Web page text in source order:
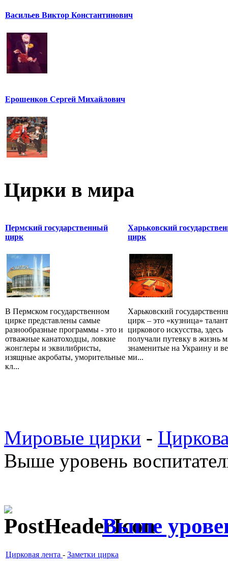
Васильев Виктор Константинович
Ерошенков Сергей Михайлович
Цирки в мира
Пермский государственный
цирк
В Пермском государственном
цирке представлены самые
разнообразные программы - это и
отважные канатоходцы, ловкие
жонглеры и эквилибристы,
изящные акробаты, уморительные
кл...
Харьковский
цирк
Харьковский
цирк – это «кузница»
циркового искусства, здесь
получали путевку в жизнь
знаменитые на Украину и
ми...
Мировые цирки -
Выше уровень
Выше
Цирковая лента - Заметки цирка